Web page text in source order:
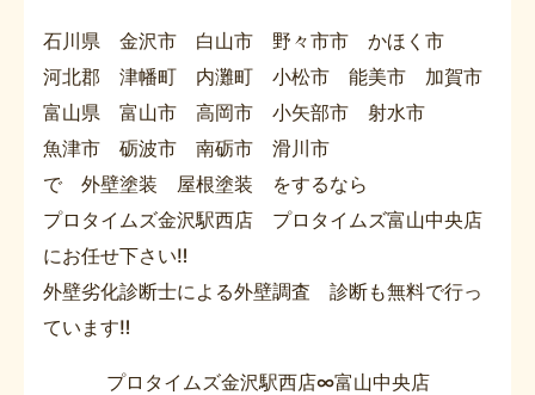
石川県 金沢市 白山市 野々市市 かほく市
河北郡 津幡町 内灘町 小松市 能美市 加賀市
富山県 富山市 高岡市 小矢部市 射水市
魚津市 砺波市 南砺市 滑川市
で 外壁塗装 屋根塗装 をするなら
プロタイムズ金沢駅西店 プロタイムズ富山中央店
にお任せ下さい‼
外壁劣化診断士による外壁調査 診断も無料で行っ
ています‼
プロタイムズ金沢駅西店∞富山中央店